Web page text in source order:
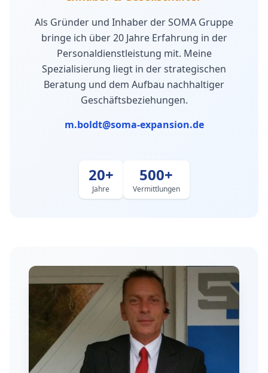
Als Gründer und Inhaber der SOMA Gruppe
bringe ich über 20 Jahre Erfahrung in der
Personaldienstleistung mit. Meine
Spezialisierung liegt in der strategischen
Beratung und dem Aufbau nachhaltiger
Geschäftsbeziehungen.
m.boldt@soma-expansion.de
20+
Jahre
500+
Vermittlungen